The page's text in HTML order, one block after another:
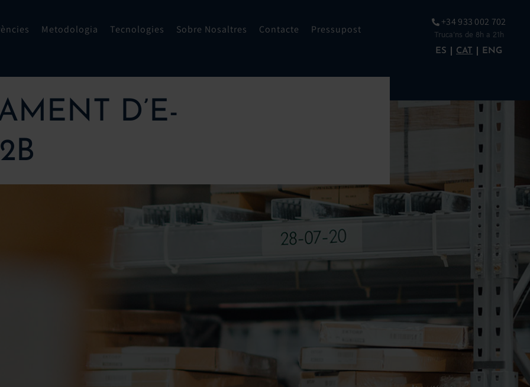
Metodologia Tecnologies Sobre Nosaltres Contacte Pressupost
+34 933 002 702
Truca’ns de 8h a 21h
ES CAT ENG
D’E-